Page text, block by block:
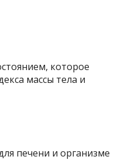
которое
массы тела и
печени и организме